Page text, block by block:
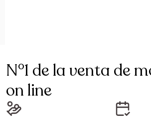
N°1 de la venta de
on line